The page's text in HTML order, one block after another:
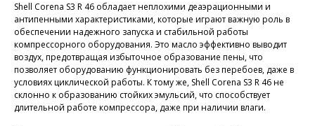
Shell Corena S3 R 46 обладает неплохими деаэрационными и
антипенными характеристиками, которые играют важную роль в
обеспечении надежного запуска и стабильной работы
компрессорного оборудования. Это масло эффективно выводит
воздух, предотвращая избыточное образование пены, что
позволяет оборудованию функционировать без перебоев, даже в
условиях циклической работы. К тому же, Shell Corena S3 R 46 не
склонно к образованию стойких эмульсий, что способствует
длительной работе компрессора, даже при наличии влаги.